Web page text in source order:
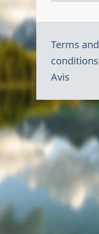
Terms and
conditions
Avis